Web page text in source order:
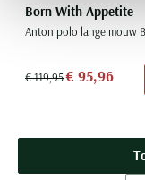
Born With Appetite
€ 119,95€ 95,96